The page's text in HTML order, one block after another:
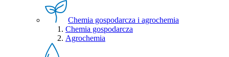
Chemia gospodarcza i agrochemia
Chemia gospodarcza
Agrochemia